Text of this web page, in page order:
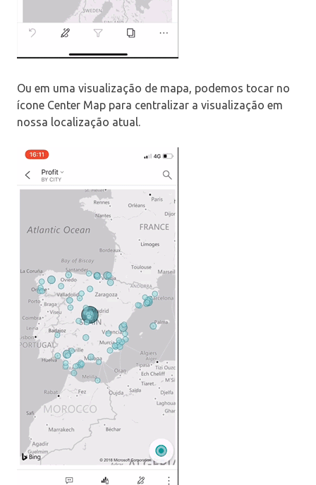
Ou em uma visualização de mapa, podemos tocar no
ícone Center Map para centralizar a visualização em
nossa localização atual.